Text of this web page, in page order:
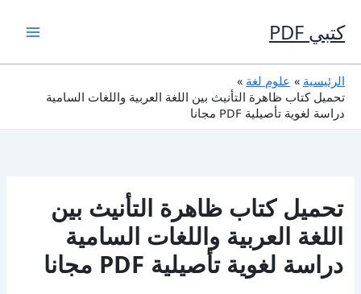
إلى
المحتوى
كتبي PDF
الرئيسية
علوم لغة
تحميل كتاب ظاهرة التأنيث بين اللغة العربية واللغات السامية
دراسة لغوية تأصيلية PDF مجانا
تحميل كتاب ظاهرة التأنيث بين
اللغة العربية واللغات السامية
دراسة لغوية تأصيلية PDF مجانا